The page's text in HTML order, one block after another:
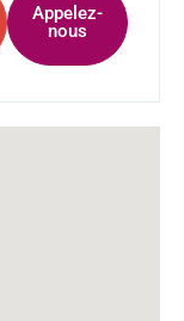
Appelez-
nous